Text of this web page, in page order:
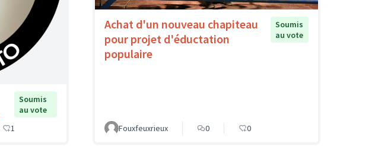
Soumis
au vote
1
Achat d'un nouveau chapiteau
pour projet d'éductation
populaire
Soumis
au vote
Fouxfeuxrieux 0 0